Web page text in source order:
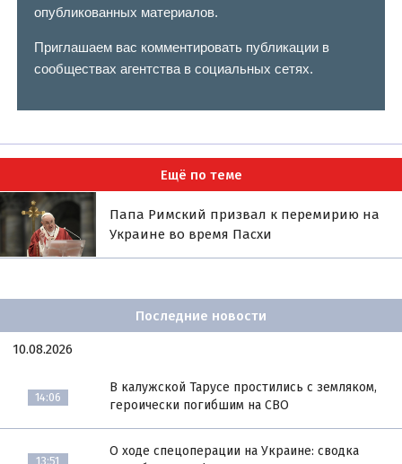
опубликованных материалов.
Приглашаем вас комментировать публикации в
сообществах агентства в социальных сетях.
Ещё по теме
Папа Римский призвал к перемирию на
Украине во время Пасхи
Последние новости
10.08.2026
14:06
В калужской Тарусе простились с земляком,
героически погибшим на СВО
13:51
О ходе спецоперации на Украине: сводка